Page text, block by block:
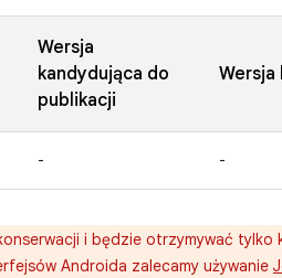
Wersja
kandydująca do
publikacji
Wersja
- -
i będzie otrzymywać tylko
Androida zalecamy używanie